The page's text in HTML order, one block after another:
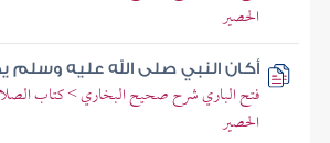
الحصير
أكان النبي صلى الله عليه وسلم
فتح الباري شرح صحيح البخاري > كتاب
الحصير